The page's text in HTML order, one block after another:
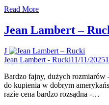
Read More
Jean Lambert –
J
Jean Lambert - Rucki11/11/2025
Bardzo fajny, dużych rozmiarów
do kupienia w dobrym
razie cena bardzo rozsądna -…